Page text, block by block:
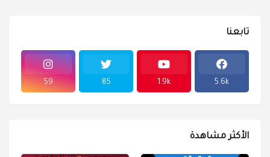
تابعنا
5.6k
1.9k
85
59
الأكثر مشاهدة